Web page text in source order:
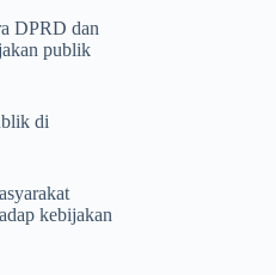
DPRD dan
publik
di
kebijakan